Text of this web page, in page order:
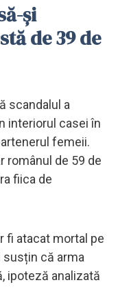
și
de 39 de
scandalul a
interiorul casei în
femeii.
românul de 59 de
fiica de
fi atacat mortal pe
susțin că arma
ipoteză analizată